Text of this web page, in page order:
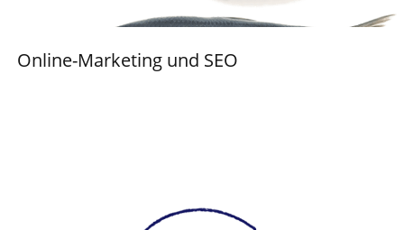
Online-Marketing und SEO